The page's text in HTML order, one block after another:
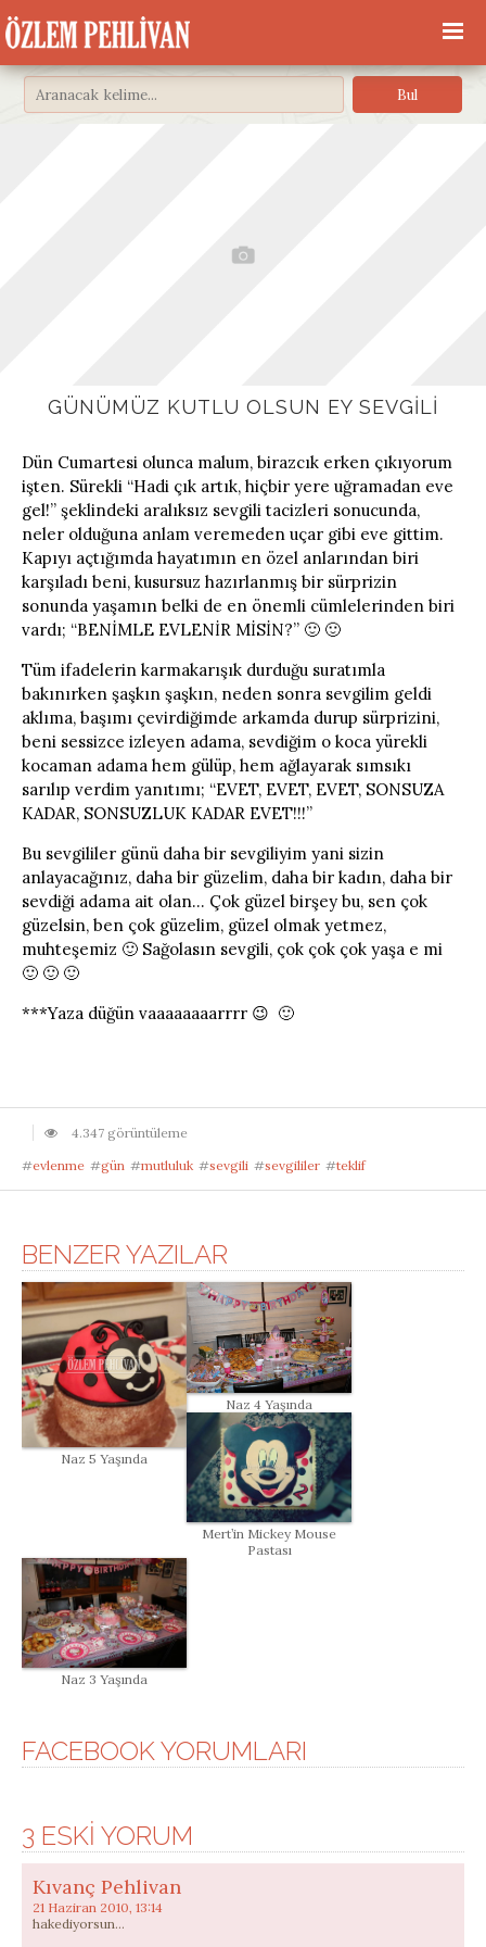
GÜNÜMÜZ KUTLU OLSUN EY SEVGILI
Dün Cumartesi olunca malum, birazcık erken çıkıyorum
işten. Sürekli “Hadi çık artık, hiçbir yere uğramadan eve
gel!” şeklindeki aralıksız sevgili tacizleri sonucunda,
neler olduğuna anlam veremeden uçar gibi eve gittim.
Kapıyı açtığımda hayatımın en özel anlarından biri
karşıladı beni, kusursuz hazırlanmış bir sürprizin
sonunda yaşamın belki de en önemli cümlelerinden biri
vardı; “BENİMLE EVLENİR MİSİN?” 🙂 🙂
Tüm ifadelerin karmakarışık durduğu suratımla
bakınırken şaşkın şaşkın, neden sonra sevgilim geldi
aklıma, başımı çevirdiğimde arkamda durup sürprizini,
beni sessizce izleyen adama, sevdiğim o koca yürekli
kocaman adama hem gülüp, hem ağlayarak sımsıkı
sarılıp verdim yanıtımı; “EVET, EVET, EVET, SONSUZA
KADAR, SONSUZLUK KADAR EVET!!!”
Bu sevgililer günü daha bir sevgiliyim yani sizin
anlayacağınız, daha bir güzelim, daha bir kadın, daha bir
sevdiği adama ait olan… Çok güzel birşey bu, sen çok
güzelsin, ben çok güzelim, güzel olmak yetmez,
muhteşemiz 🙂 Sağolasın sevgili, çok çok çok yaşa e mi
🙂 🙂 🙂
***Yaza düğün vaaaaaaaarrrr 😉 🙂
4.347 görüntüleme
#evlenme #gün #mutluluk #sevgili #sevgililer #teklif
BENZER YAZILAR
Naz 5 Yaşında
Naz 4 Yaşında
Mert’in Mickey Mouse
Pastası
Naz 3 Yaşında
FACEBOOK YORUMLARI
3 ESKI YORUM
Kıvanç Pehlivan
21 Haziran 2010, 13:14
hakediyorsun…